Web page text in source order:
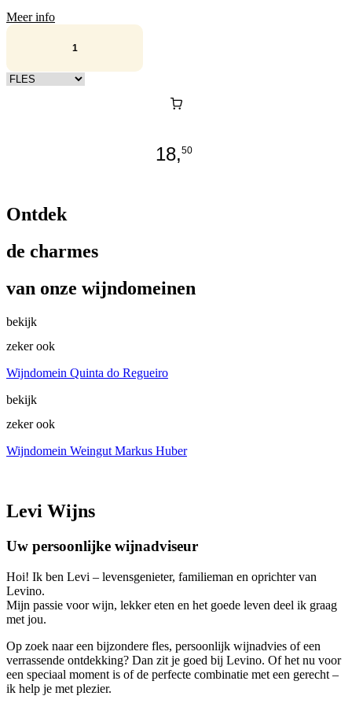
Meer info
Kies verpakking
18,50
Ontdek
de charmes
van onze wijndomeinen
bekijk
zeker ook
Wijndomein Quinta do Regueiro
bekijk
zeker ook
Wijndomein Weingut Markus Huber
Levi Wijns
Uw persoonlijke wijnadviseur
Hoi! Ik ben Levi – levensgenieter, familieman en oprichter van
Levino.
Mijn passie voor wijn, lekker eten en het goede leven deel ik graag
met jou.
Op zoek naar een bijzondere fles, persoonlijk wijnadvies of een
verrassende ontdekking? Dan zit je goed bij Levino. Of het nu voor
een speciaal moment is of de perfecte combinatie met een gerecht –
ik help je met plezier.